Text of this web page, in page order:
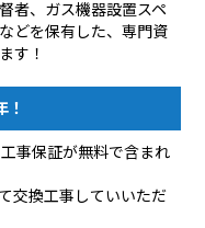
者、ガス機器設置スペ
どを保有した、専門資
す！
！
事保証が無料で含まれ
交換工事していいただ